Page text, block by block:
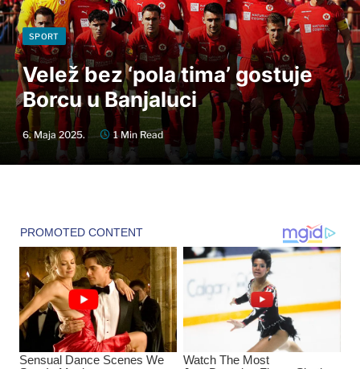
SPORT
Velež bez ‘pola tima’ gostuje
Borcu u Banjaluci
6. Maja 2025. 1 Min Read